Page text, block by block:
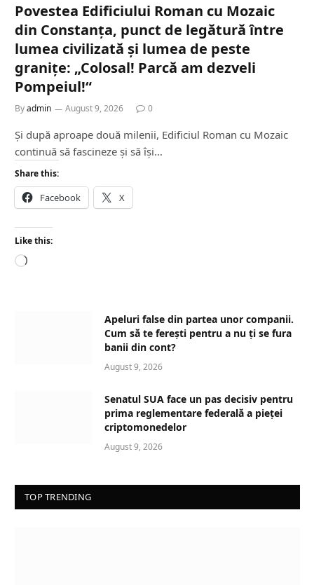
Povestea Edificiului Roman cu Mozaic
din Constanța, punct de legătură între
lumea civilizată și lumea de peste
granițe: „Colosal! Parcă am dezveli
Pompeiul!“
Byadmin August 9, 2026 0
Și după aproape două milenii, Edificiul Roman cu Mozaic
continuă să fascineze și să își…
Share this:
Facebook X
Like this:
L
Apeluri false din partea unor companii.
Cum să te ferești pentru a nu ți se fura
banii din cont?
August 9, 2026
Senatul SUA face un pas decisiv pentru
prima reglementare federală a pieței
criptomonedelor
August 9, 2026
TOP TRENDING